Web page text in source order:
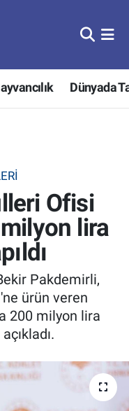
Dünyada
Ofisi
lira
Pakdemirli,
ürün veren
200 milyon lira